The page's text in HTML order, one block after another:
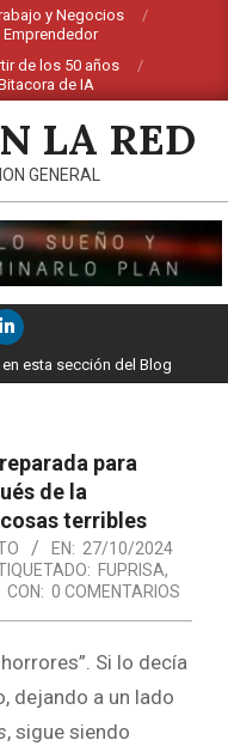
y Negocios
Emprendedor
de los 50 años
de IA
GENERAL
esta sección del Blog
para
de la
terribles
EN: 27/10/2024
FUPRISA,
CON: 0 COMENTARIOS
Si lo decía
dejando a un lado
, sigue siendo